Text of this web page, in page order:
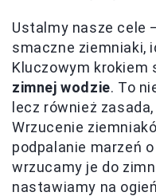
Ustalmy nasze cele
smaczne ziemniaki,
Kluczowym krokiem
zimnej wodzie. To
lecz również
Wrzucenie
podpalanie marzeń
wrzucamy je do
nastawiamy na